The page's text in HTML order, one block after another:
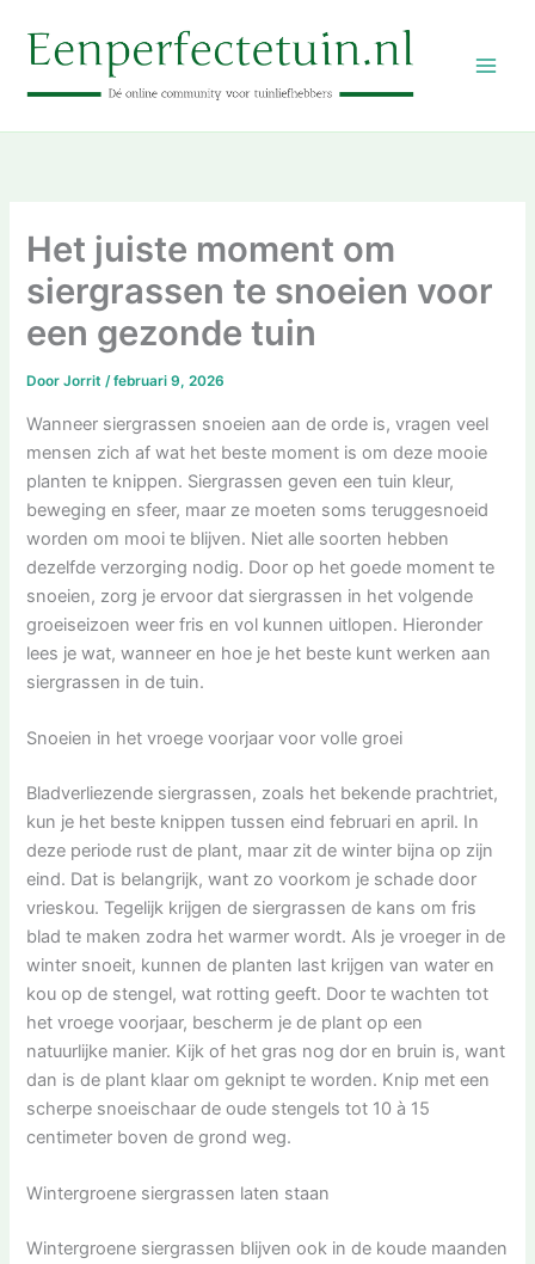
naar
inhoud
Het juiste moment om
siergrassen te snoeien voor
een gezonde tuin
DoorJorrit/februari 9, 2026
Wanneer siergrassen snoeien aan de orde is, vragen veel
mensen zich af wat het beste moment is om deze mooie
planten te knippen. Siergrassen geven een tuin kleur,
beweging en sfeer, maar ze moeten soms teruggesnoeid
worden om mooi te blijven. Niet alle soorten hebben
dezelfde verzorging nodig. Door op het goede moment te
snoeien, zorg je ervoor dat siergrassen in het volgende
groeiseizoen weer fris en vol kunnen uitlopen. Hieronder
lees je wat, wanneer en hoe je het beste kunt werken aan
siergrassen in de tuin.
Snoeien in het vroege voorjaar voor volle groei
Bladverliezende siergrassen, zoals het bekende prachtriet,
kun je het beste knippen tussen eind februari en april. In
deze periode rust de plant, maar zit de winter bijna op zijn
eind. Dat is belangrijk, want zo voorkom je schade door
vrieskou. Tegelijk krijgen de siergrassen de kans om fris
blad te maken zodra het warmer wordt. Als je vroeger in de
winter snoeit, kunnen de planten last krijgen van water en
kou op de stengel, wat rotting geeft. Door te wachten tot
het vroege voorjaar, bescherm je de plant op een
natuurlijke manier. Kijk of het gras nog dor en bruin is, want
dan is de plant klaar om geknipt te worden. Knip met een
scherpe snoeischaar de oude stengels tot 10 à 15
centimeter boven de grond weg.
Wintergroene siergrassen laten staan
Wintergroene siergrassen blijven ook in de koude maanden